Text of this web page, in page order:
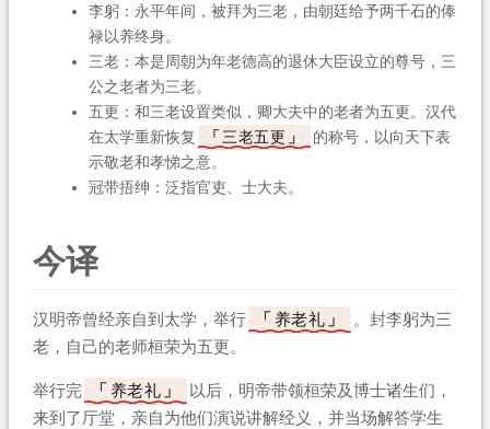
李躬：永平年间，被拜为三老，由朝廷给予两千石的俸
禄以养终身。
三老：本是周朝为年老德高的退休大臣设立的尊号，三
公之老者为三老。
五更：和三老设置类似，卿大夫中的老者为五更。汉代
在太学重新恢复
三老五更
的称号，以向天下表
示敬老和孝悌之意。
冠带捂绅：泛指官吏、士大夫。
今译
汉明帝曾经亲自到太学，举行 养老礼
。封李躬为三
老，自己的老师桓荣为五更。
举行完 养老礼
以后，明帝带领桓荣及博士诸生们，
来到了厅堂，亲自为他们演说讲解经义，并当场解答学生